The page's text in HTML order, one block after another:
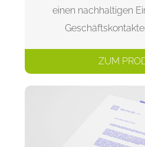
einen nachhaltigen
ZUM